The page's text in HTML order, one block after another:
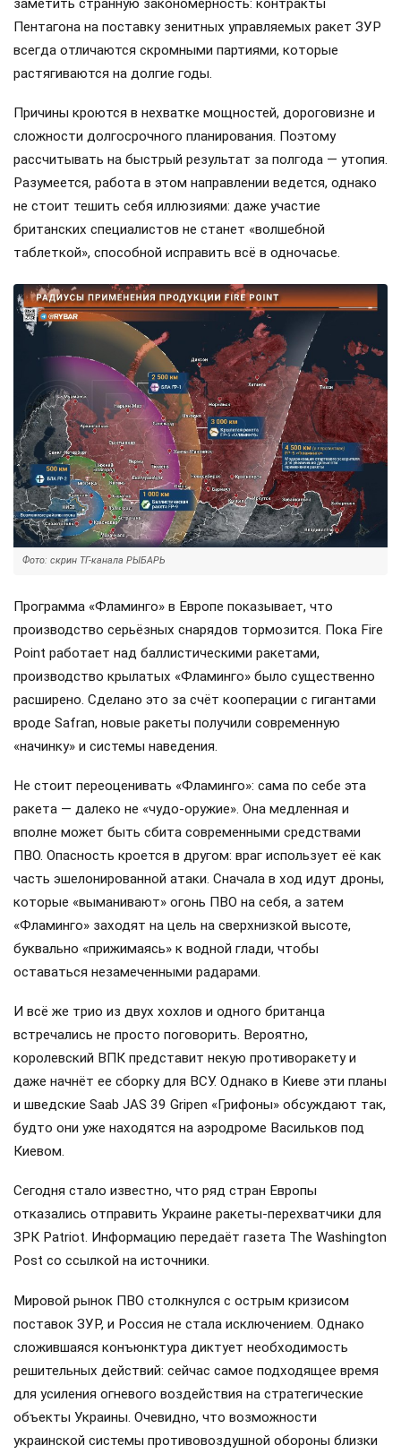
заметить странную закономерность: контракты
Пентагона на поставку зенитных управляемых ракет ЗУР
всегда отличаются скромными партиями, которые
растягиваются на долгие годы.
Причины кроются в нехватке мощностей, дороговизне и
сложности долгосрочного планирования. Поэтому
рассчитывать на быстрый результат за полгода — утопия.
Разумеется, работа в этом направлении ведется, однако
не стоит тешить себя иллюзиями: даже участие
британских специалистов не станет «волшебной
таблеткой», способной исправить всё в одночасье.
Фото: скрин ТГ-канала РЫБАРЬ
Программа «Фламинго» в Европе показывает, что
производство серьёзных снарядов тормозится. Пока Fire
Point работает над баллистическими ракетами,
производство крылатых «Фламинго» было существенно
расширено. Сделано это за счёт кооперации с гигантами
вроде Safran, новые ракеты получили современную
«начинку» и системы наведения.
Не стоит переоценивать «Фламинго»: сама по себе эта
ракета — далеко не «чудо-оружие». Она медленная и
вполне может быть сбита современными средствами
ПВО. Опасность кроется в другом: враг использует её как
часть эшелонированной атаки. Сначала в ход идут дроны,
которые «выманивают» огонь ПВО на себя, а затем
«Фламинго» заходят на цель на сверхнизкой высоте,
буквально «прижимаясь» к водной глади, чтобы
оставаться незамеченными радарами.
И всё же трио из двух хохлов и одного британца
встречались не просто поговорить. Вероятно,
королевский ВПК представит некую противоракету и
даже начнёт ее сборку для ВСУ. Однако в Киеве эти планы
и шведские Saab JAS 39 Gripen «Грифоны» обсуждают так,
будто они уже находятся на аэродроме Васильков под
Киевом.
Сегодня стало известно, что ряд стран Европы
отказались отправить Украине ракеты-перехватчики для
ЗРК Patriot. Информацию передаёт газета The Washington
Post со ссылкой на источники.
Мировой рынок ПВО столкнулся с острым кризисом
поставок ЗУР, и Россия не стала исключением. Однако
сложившаяся конъюнктура диктует необходимость
решительных действий: сейчас самое подходящее время
для усиления огневого воздействия на стратегические
объекты Украины. Очевидно, что возможности
украинской системы противовоздушной обороны близки